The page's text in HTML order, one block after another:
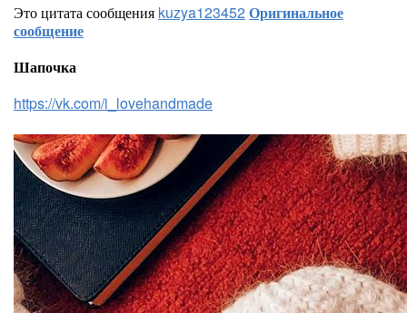
Это цитата сообщения kuzya123452Оригинальное
сообщение
Шапочка
https://vk.com/i_lovehandmade